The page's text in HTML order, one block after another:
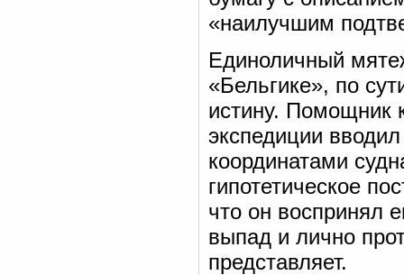
«наилучшим
Единоличный
«Бельгике», по
истину. Помощник
экспедиции
координатами
гипотетическое
что он воспринял
выпад и лично
представляет.